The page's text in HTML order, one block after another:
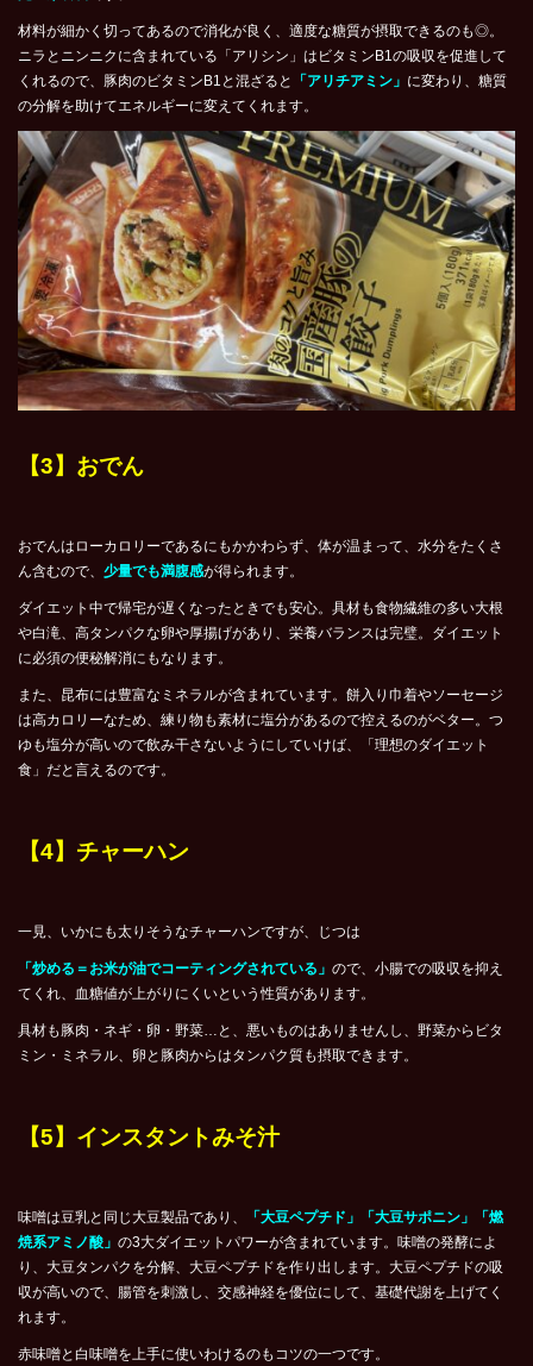
材料が細かく切ってあるので消化が良く、適度な糖質が摂取できるのも◎。
ニラとニンニクに含まれている「アリシン」はビタミンB1の吸収を促進して
くれるので、豚肉のビタミンB1と混ざると
「アリチアミン」 に変わり、糖質
の分解を助けてエネルギーに変えてくれます。
【3】おでん
おでんはローカロリーであるにもかかわらず、体が温まって、水分をたくさ
ん含むので、 少量でも満腹感が得られます。
ダイエット中で帰宅が遅くなったときでも安心。具材も食物繊維の多い大根
や白滝、高タンパクな卵や厚揚げがあり、栄養バランスは完璧。ダイエット
に必須の便秘解消にもなります。
また、昆布には豊富なミネラルが含まれています。餅入り巾着やソーセージ
は高カロリーなため、練り物も素材に塩分があるので控えるのがベター。つ
ゆも塩分が高いので飲み干さないようにしていけば、「理想のダイエット
食」だと言えるのです。
【4】チャーハン
一見、いかにも太りそうなチャーハンですが、じつは
「炒める＝お米が油でコーティングされている」 ので、小腸での吸収を抑え
てくれ、血糖値が上がりにくいという性質があります。
具材も豚肉・ネギ・卵・野菜…と、悪いものはありませんし、野菜からビタ
ミン・ミネラル、卵と豚肉からはタンパク質も摂取できます。
【5】インスタントみそ汁
味噌は豆乳と同じ大豆製品であり、
「大豆ペプチド」「大豆サポニン」「燃
焼系アミノ酸」 の3大ダイエットパワーが含まれています。味噌の発酵によ
り、大豆タンパクを分解、大豆ペプチドを作り出します。大豆ペプチドの吸
収が高いので、腸管を刺激し、交感神経を優位にして、基礎代謝を上げてく
れます。
赤味噌と白味噌を上手に使いわけるのもコツの一つです。